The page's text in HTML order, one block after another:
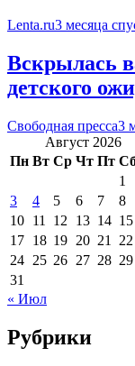
Lenta.ru3 месяца
Вскрылась
детского
Свободная пресса3
Август 2026
Пн Вт Ср Чт Пт
1
3
4 5 6 7 8
10 11 12 13 14 15
17 18 19 20 21 22
24 25 26 27 28 29
31
« Июл
Рубрики